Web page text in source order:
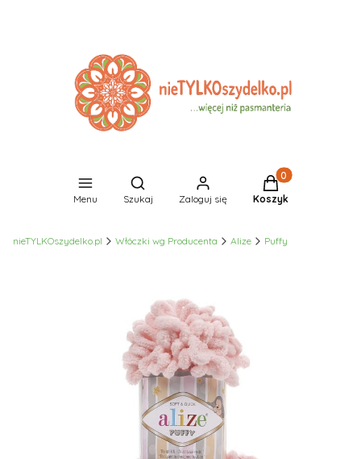
Menu
Otwórz wyszukiwarkę
Szukaj Zaloguj się
Produkty w
Koszyk
nieTYLKOszydelko.pl Włóczki wg Producenta Alize Puffy